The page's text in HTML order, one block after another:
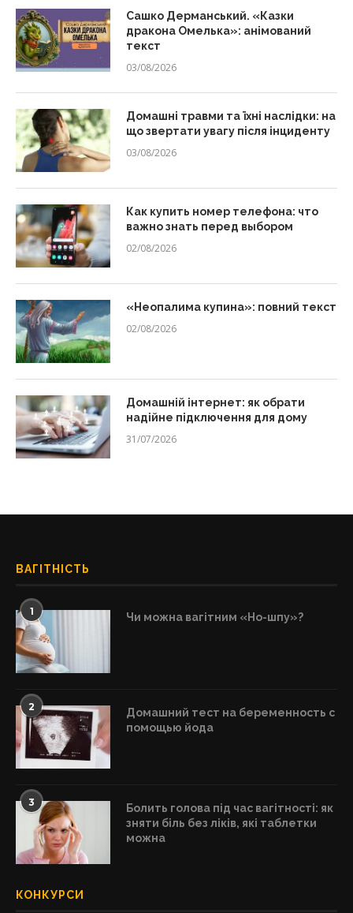
Сашко Дерманський. «Казки
дракона Омелька»: анімований
текст
03/08/2026
Домашні травми та їхні наслідки: на
що звертати увагу після інциденту
03/08/2026
Как купить номер телефона: что
важно знать перед выбором
02/08/2026
«Неопалима купина»: повний текст
02/08/2026
Домашній інтернет: як обрати
надійне підключення для дому
31/07/2026
ВАГІТНІСТЬ
1 Чи можна вагітним «Но-шпу»?
2
Домашний тест на беременность с
помощью йода
3
Болить голова під час вагітності: як
зняти біль без ліків, які таблетки
можна
КОНКУРСИ